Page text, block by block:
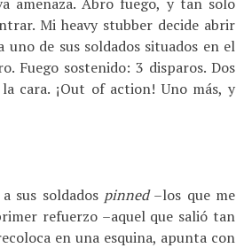
Mi heavy stubber decide abrir
de sus soldados situados en el
Fuego sostenido: 3 disparos. Dos
cara. ¡Out of action! Uno más, y
sus soldados pinned–los que me
refuerzo –aquel que salió tan
en una esquina, apunta con